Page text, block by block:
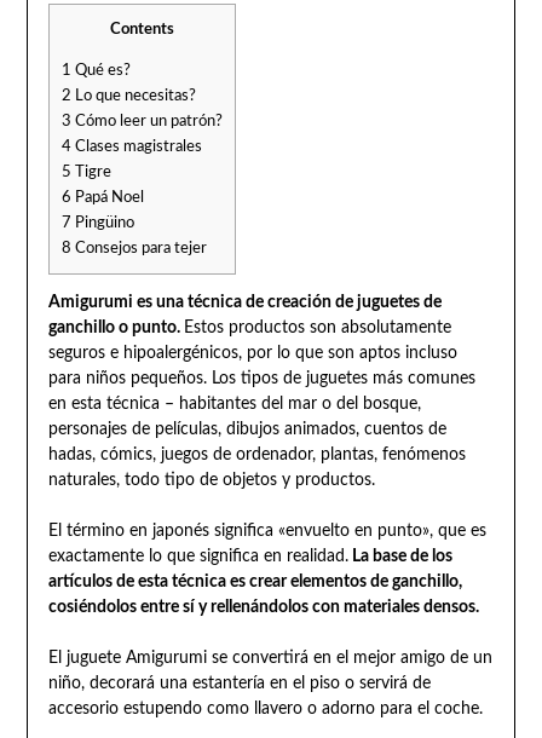
Contents
1 Qué es?
2 Lo que necesitas?
3 Cómo leer un patrón?
4Clases magistrales
5 Tigre
6 Papá Noel
7 Pingüino
8 Consejos para tejer
Amigurumi es una técnica de creación de juguetes de
ganchillo o punto. Estos productos son absolutamente
seguros e hipoalergénicos, por lo que son aptos incluso
para niños pequeños. Los tipos de juguetes más comunes
en esta técnica – habitantes del mar o del bosque,
personajes de películas, dibujos animados, cuentos de
hadas, cómics, juegos de ordenador, plantas, fenómenos
naturales, todo tipo de objetos y productos.
El término en japonés significa «envuelto en punto», que es
exactamente lo que significa en realidad.La base de los
artículos de esta técnica es crear elementos de ganchillo,
cosiéndolos entre sí y rellenándolos con materiales densos.
El juguete Amigurumi se convertirá en el mejor amigo de un
niño, decorará una estantería en el piso o servirá de
accesorio estupendo como llavero o adorno para el coche.